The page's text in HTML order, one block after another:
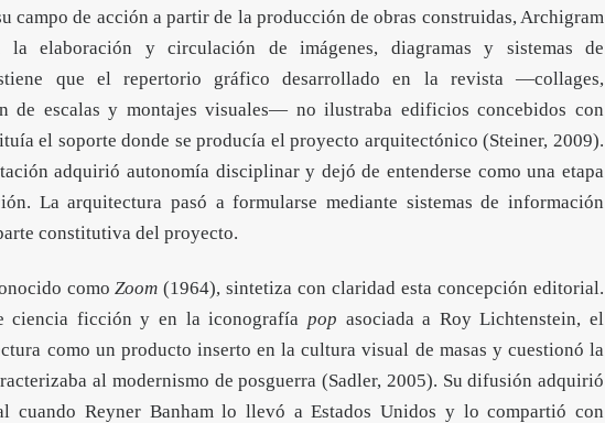
campo de acción a partir de la producción de obras construidas, Archigram
la elaboración y circulación de imágenes, diagramas y sistemas de
que el repertorio gráfico desarrollado en la revista —collages,
de escalas y montajes visuales— no ilustraba edificios concebidos con
el soporte donde se producía el proyecto arquitectónico (Steiner, 2009).
adquirió autonomía disciplinar y dejó de entenderse como una etapa
La arquitectura pasó a formularse mediante sistemas de información
constitutiva del proyecto.
comoZoom (1964), sintetiza con claridad esta concepción editorial.
ciencia ficción y en la iconografía pop asociada a Roy Lichtenstein, el
como un producto inserto en la cultura visual de masas y cuestionó la
al modernismo de posguerra (Sadler, 2005). Su difusión adquirió
cuando Reyner Banham lo llevó a Estados Unidos y lo compartió con